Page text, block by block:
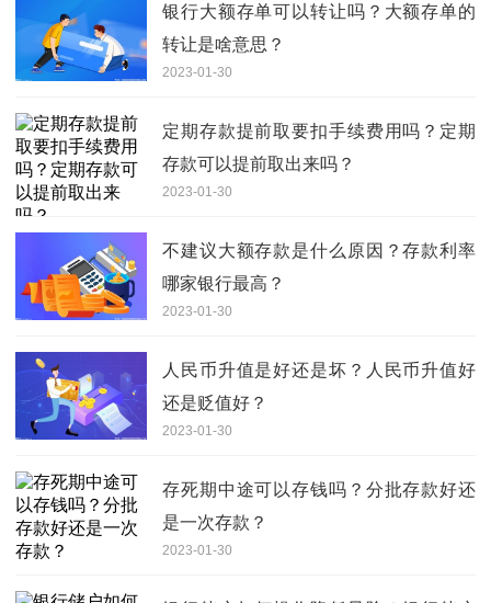
银行大额存单可以转让吗？大额存单的
转让是啥意思？
2023-01-30
定期存款提前取要扣手续费用吗？定期
存款可以提前取出来吗？
2023-01-30
不建议大额存款是什么原因？存款利率
哪家银行最高？
2023-01-30
人民币升值是好还是坏？人民币升值好
还是贬值好？
2023-01-30
存死期中途可以存钱吗？分批存款好还
是一次存款？
2023-01-30